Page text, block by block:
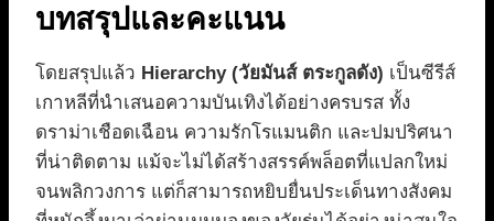
บทสรุปและคะแนน
โดยสรุปแล้ว Hierarchy (วัยมันส์ ตระกูลดัง) เป็นซีรีส์
เกาหลีที่นำเสนอความบันเทิงได้อย่างครบรส ทั้ง
ดราม่าเชือดเฉือน ความรักโรแมนติก และปมปริศนา
ที่น่าติดตาม แม้จะไม่ได้สร้างสรรค์พล็อตที่แปลกใหม่
จนพลิกวงการ แต่ก็สามารถหยิบยื่นประเด็นทางสังคม